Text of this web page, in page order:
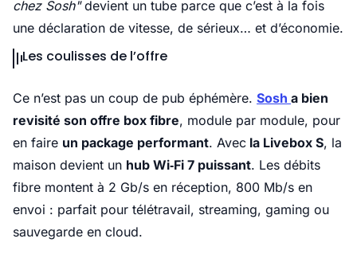
chez Sosh"devient un tube parce que c’est à la fois
une déclaration de vitesse, de sérieux… et d’économie.
Les coulisses de l’offre
Ce n’est pas un coup de pub éphémère. Sosh a bien
revisité son offre box fibre, module par module, pour
en faire un package performant. Avec la Livebox S, la
maison devient un hub Wi‑Fi 7 puissant. Les débits
fibre montent à 2 Gb/s en réception, 800 Mb/s en
envoi : parfait pour télétravail, streaming, gaming ou
sauvegarde en cloud.